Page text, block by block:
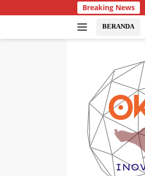
Breaking News
BERANDA